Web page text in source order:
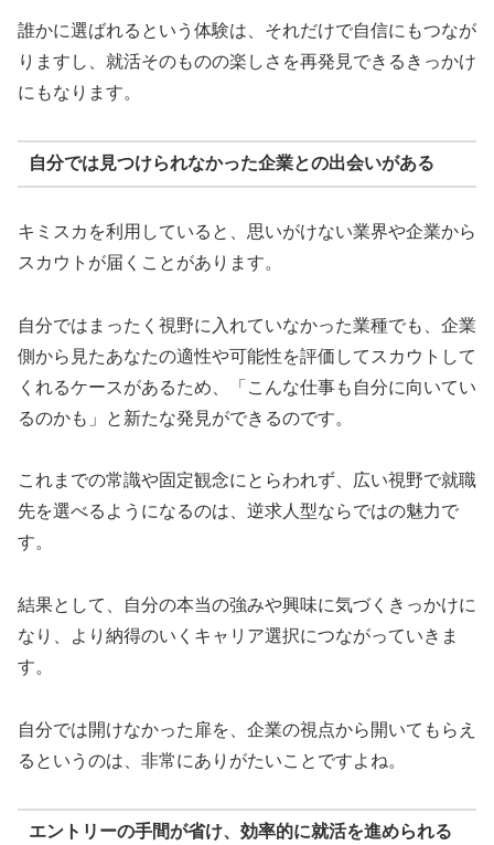
誰かに選ばれるという体験は、それだけで自信にもつなが
りますし、就活そのものの楽しさを再発見できるきっかけ
にもなります。
自分では見つけられなかった企業との出会いがある
キミスカを利用していると、思いがけない業界や企業から
スカウトが届くことがあります。
自分ではまったく視野に入れていなかった業種でも、企業
側から見たあなたの適性や可能性を評価してスカウトして
くれるケースがあるため、「こんな仕事も自分に向いてい
るのかも」と新たな発見ができるのです。
これまでの常識や固定観念にとらわれず、広い視野で就職
先を選べるようになるのは、逆求人型ならではの魅力で
す。
結果として、自分の本当の強みや興味に気づくきっかけに
なり、より納得のいくキャリア選択につながっていきま
す。
自分では開けなかった扉を、企業の視点から開いてもらえ
るというのは、非常にありがたいことですよね。
エントリーの手間が省け、効率的に就活を進められる